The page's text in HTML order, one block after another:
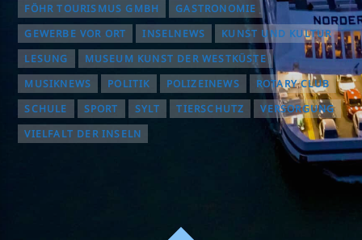
FÖHR TOURISMUS GMBH
GASTRONOMIE
GEWERBE VOR ORT
INSELNEWS
KUNST UND KULTUR
LESUNG
MUSEUM KUNST DER WESTKÜSTE
MUSIKNEWS
POLITIK POLIZEINEWS
ROTARY CLUB
SCHULE
SPORT SYLT TIERSCHUTZ
VERSORGUNG
VIELFALT DER INSELN